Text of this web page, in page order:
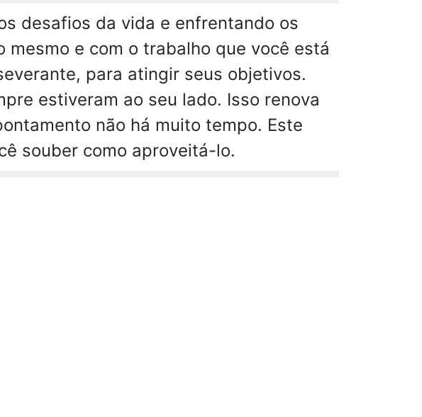
desafios da vida e enfrentando os
e com o trabalho que você está
para atingir seus objetivos.
estiveram ao seu lado. Isso renova
não há muito tempo. Este
souber como aproveitá-lo.